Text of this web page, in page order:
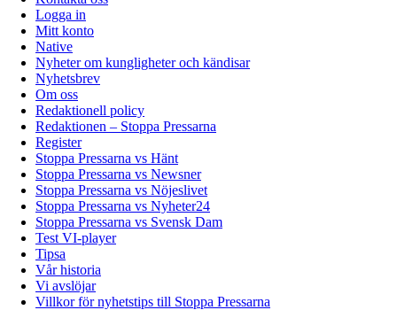
Logga in
Mitt konto
Native
Nyheter om kungligheter och kändisar
Nyhetsbrev
Om oss
Redaktionell policy
Redaktionen – Stoppa Pressarna
Register
Stoppa Pressarna vs Hänt
Stoppa Pressarna vs Newsner
Stoppa Pressarna vs Nöjeslivet
Stoppa Pressarna vs Nyheter24
Stoppa Pressarna vs Svensk Dam
Test VI-player
Tipsa
Vår historia
Vi avslöjar
Villkor för nyhetstips till Stoppa Pressarna